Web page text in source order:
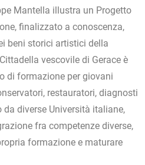
Mantella illustra un Progetto
finalizzato a conoscenza,
beni storici artistici della
vescovile di Gerace è
di formazione per giovani
restauratori, diagnosti
diverse Università italiane,
fra competenze diverse,
formazione e maturare